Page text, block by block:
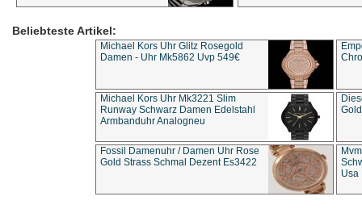
Beliebteste Artikel:
Michael Kors Uhr Glitz Rosegold
Damen - Uhr Mk5862 Uvp 549€
Michael Kors Uhr Mk3221 Slim
Runway Schwarz Damen Edelstahl
Armbanduhr Analogneu
Fossil Damenuhr / Damen Uhr Rose
Gold Strass Schmal Dezent Es3422
Usa